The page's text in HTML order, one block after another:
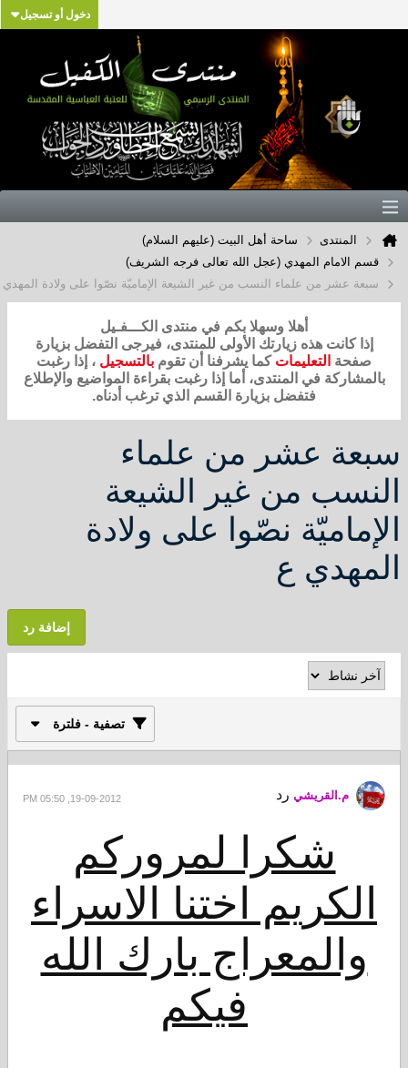
دخول أو تسجيل
المنتدى
ساحة أهل البيت (عليهم السلام)
قسم الامام المهدي (عجل الله تعالى فرجه الشريف)
سبعة عشر من علماء النسب من غير الشيعة الإماميّة نصّوا على ولادة المهدي ع
أهلا وسهلا بكم في منتدى الكـــفـيل
إذا كانت هذه زيارتك الأولى للمنتدى، فيرجى التفضل بزيارة
صفحةالتعليماتكما يشرفنا أن تقومبالتسجيل، إذا رغبت
بالمشاركة في المنتدى، أما إذا رغبت بقراءة المواضيع والإطلاع
فتفضل بزيارة القسم الذي ترغب أدناه.
سبعة عشر من علماء
النسب من غير الشيعة
الإماميّة نصّوا على ولادة
المهدي ع
إضافة رد
تصفية - فلترة
م.القريشيرد 19-09-2012, 05:50 PM
شكرا لمروركم
الكريم اختنا الاسراء
والمعراج بارك الله
فيكم